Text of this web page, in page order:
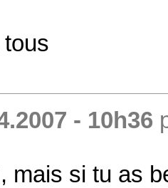
- 10h36
mais si tu as